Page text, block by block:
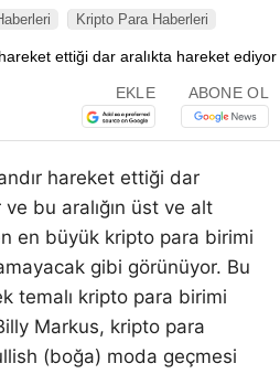
Kripto Para Haberleri
EKLE ABONE OL
hareket ettiği dar
bu aralığın üst ve alt
en büyük kripto para birimi
gibi görünüyor. Bu
temalı kripto para birimi
Markus, kripto para
(boğa) moda geçmesi